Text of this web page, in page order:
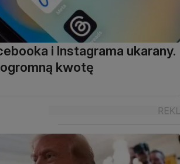
i Instagrama ukarany.
kwotę